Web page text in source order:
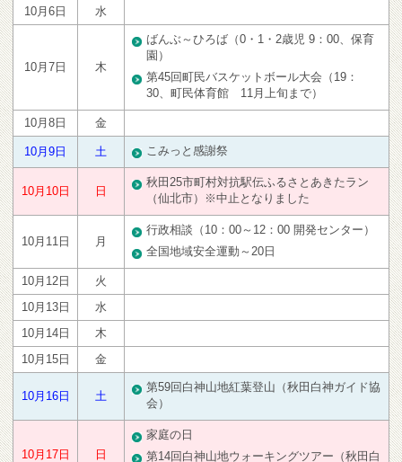
10月6日 水
10月7日 木
ばんぶ～ひろば（0・1・2歳児 9：00、保育
園）
第45回町民バスケットボール大会（19：
30、町民体育館 11月上旬まで）
10月8日 金
10月9日 土 こみっと感謝祭
10月10日 日
秋田25市町村対抗駅伝ふるさとあきたラン
（仙北市）※中止となりました
10月11日 月
行政相談（10：00～12：00 開発センター）
全国地域安全運動～20日
10月12日
火
10月13日
水
10月14日
木
10月15日
金
10月16日 土
第59回白神山地紅葉登山（秋田白神ガイド協
会）
10月17日 日
家庭の日
第14回白神山地ウォーキングツアー（秋田白